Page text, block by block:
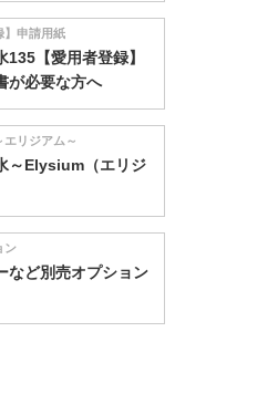
】申請用紙
135【愛用者登録】
が必要な方へ
リジアム～
～Elysium（エリジ
ン
など別売オプション